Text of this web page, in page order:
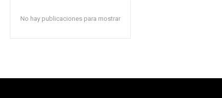
No hay publicaciones para mostrar